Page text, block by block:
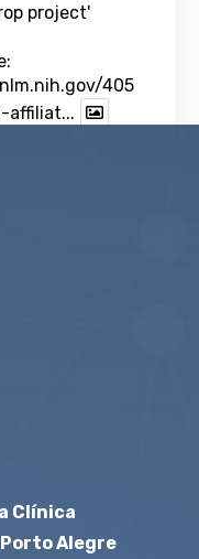
project'
405
Clínica
Alegre